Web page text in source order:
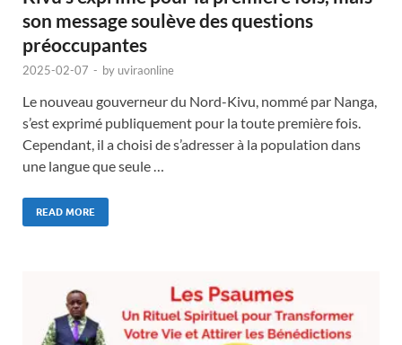
son message soulève des questions
préoccupantes
2025-02-07 - byuviraonline
Le nouveau gouverneur du Nord-Kivu, nommé par Nanga,
s’est exprimé publiquement pour la toute première fois.
Cependant, il a choisi de s’adresser à la population dans
une langue que seule …
READ MORE